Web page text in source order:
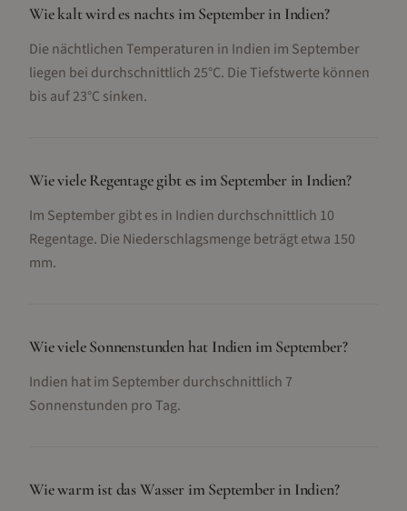
Wie kalt wird es nachts im September in Indien?
Die nächtlichen Temperaturen in Indien im September
liegen bei durchschnittlich 25°C. Die Tiefstwerte können
bis auf 23°C sinken.
Wie viele Regentage gibt es im September in Indien?
Im September gibt es in Indien durchschnittlich 10
Regentage. Die Niederschlagsmenge beträgt etwa 150
mm.
Wie viele Sonnenstunden hat Indien im September?
Indien hat im September durchschnittlich 7
Sonnenstunden pro Tag.
Wie warm ist das Wasser im September in Indien?